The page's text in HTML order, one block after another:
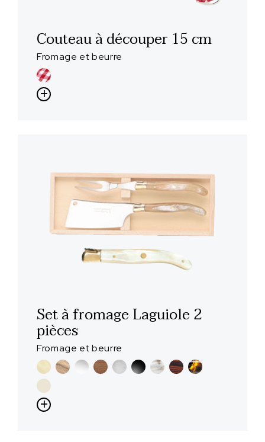
Couteau à découper 15 cm
Fromage et beurre
Set à fromage Laguiole 2
pièces
Fromage et beurre